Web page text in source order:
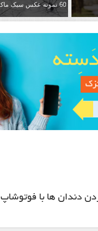
60 نمونه عکس سبک ماکسیمالیسم
دندان ها با فوتوشاپ